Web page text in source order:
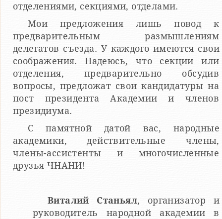
отделениями, секциями, отделами.
Мои предложения лишь повод к
предварительным размышлениям
делегатов съезда. У каждого имеются свои
соображения. Надеюсь, что секции или
отделения, предварительно обсудив
вопросы, предложат свои кандидатуры на
пост президента Академии и членов
президиума.
С памятной датой вас, народные
академики, действительные члены,
члены-ассистенты и многочисленные
друзья ЧНАНИ!
Виталий Станьял, организатор и
руководитель народной академии в